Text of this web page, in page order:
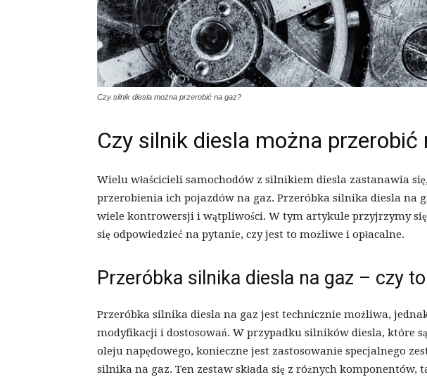
Czy silnik diesla można przerobić na gaz?
Czy silnik diesla można przerobić
Wielu właścicieli samochodów z silnikiem diesla zastanawia
przerobienia ich pojazdów na gaz. Przeróbka silnika diesla na
wiele kontrowersji i wątpliwości. W tym artykule przyjrzymy
się odpowiedzieć na pytanie, czy jest to możliwe i opłacalne.
Przeróbka silnika diesla na gaz – czy
Przeróbka silnika diesla na gaz jest technicznie możliwa,
modyfikacji i dostosowań. W przypadku silników diesla, które
oleju napędowego, konieczne jest zastosowanie specjalnego
silnika na gaz. Ten zestaw składa się z różnych komponentów,